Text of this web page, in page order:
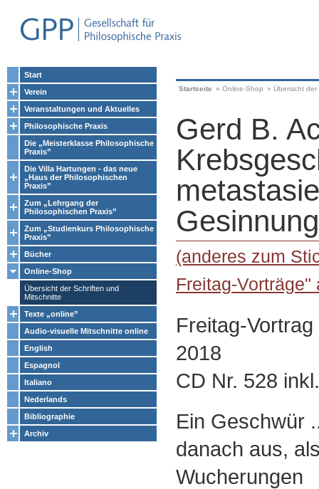
Start
Verein
Veranstaltungen und Aktuelles
Philosophische Praxis
Die „Meisterklasse Philosophische
Praxis”
Die Villa Hartungen - das neue
„Haus der Philosophischen
Praxis”
Zum „Lehrgang der
Philosophischen Praxis”
Zum „Studienkurs Philosophische
Praxis”
Bücher
Online-Shop
Übersicht der Schriften und
Mitschnitte
Texte „online”
Audio-visuelle Mitschnitte online
English
Espagnol
Italiano
Nederlands
Bibliographie
Archiv
Startseite » Online-Shop » Übersicht
Gerd B.
(anderes zum
Freitag-Vorträge"
Freitag-
2018
CD Nr. 528
Ein Geschwür
danach aus,
Wucherungen